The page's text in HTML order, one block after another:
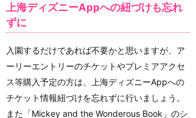
上海ディズニーAppへの紐づけも忘れ
ずに
入園するだけであれば不要かと思いますが、ア
ーリーエントリーのチケットやプレミアアクセ
ス等購入予定の方は、上海ディズニーAppへの
チケット情報紐づけを忘れずに行いましょう。
また「Mickey and the Wonderous Book」のシ